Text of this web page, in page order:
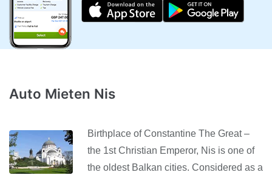
Auto Mieten Nis
Birthplace of Constantine The Great –
the 1st Christian Emperor, Nis is one of
the oldest Balkan cities. Considered as a